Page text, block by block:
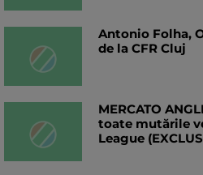
Antonio Folha,
de la CFR Cluj
MERCATO
toate mutările
League